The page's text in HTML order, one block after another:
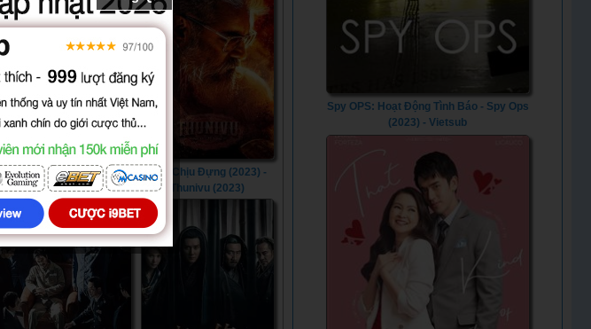
Waltair Veerayya (2023) -
Waltair Veerayya (2023)
Sức Chịu Đựng (2023) -
Thunivu (2023)
Spy OPS: Hoạt Động Tình Báo - Spy Ops
(2023) - Vietsub